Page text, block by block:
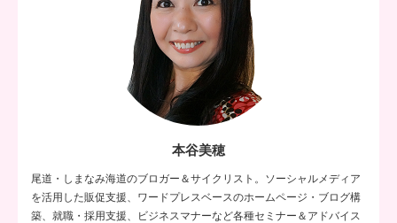
本谷美穂
尾道・しまなみ海道のブロガー＆サイクリスト。ソーシャルメディア
を活用した販促支援、ワードプレスベースのホームページ・ブログ構
築、就職・採用支援、ビジネスマナーなど各種セミナー＆アドバイス